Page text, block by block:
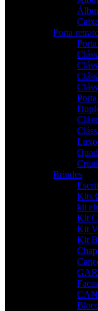
Porta
Luxo
Brindes
Kits
kit
Kit
Kit
Kit